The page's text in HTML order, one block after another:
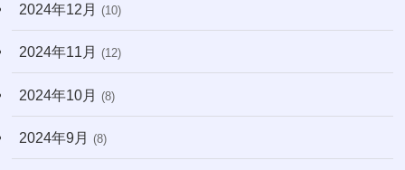
2024年12月 (10)
2024年11月 (12)
2024年10月 (8)
2024年9月 (8)